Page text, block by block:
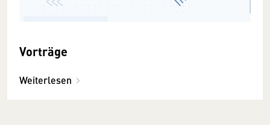
Vorträge
Weiterlesen